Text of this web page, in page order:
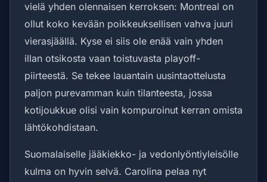
vielä yhden olennaisen kerroksen: Montreal on
ollut koko kevään poikkeuksellisen vahva juuri
vierasjäällä. Kyse ei siis ole enää vain yhden
illan otsikosta vaan toistuvasta playoff-
piirteestä. Se tekee lauantain uusintaottelusta
paljon purevamman kuin tilanteesta, jossa
kotijoukkue olisi vain kompuroinut kerran omista
lähtökohdistaan.
Suomalaiselle jääkiekko- ja vedonlyöntiyleisölle
kulma on hyvin selvä. Carolina pelaa nyt